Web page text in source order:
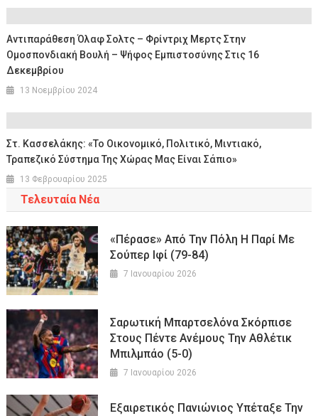
Αντιπαράθεση Όλαφ Σολτς – Φρίντριχ Μερτς Στην
Ομοσπονδιακή Βουλή – Ψήφος Εμπιστοσύνης Στις 16
Δεκεμβρίου
13 Νοεμβρίου 2024
Στ. Κασσελάκης: «Το Οικονομικό, Πολιτικό, Μιντιακό,
Τραπεζικό Σύστημα Της Χώρας Μας Είναι Σάπιο»
13 Φεβρουαρίου 2025
Τελευταία Νέα
«Πέρασε» Από Την Πόλη Η Παρί Με
Σούπερ Ιφί (79-84)
7 Ιανουαρίου 2026
Σαρωτική Μπαρτσελόνα Σκόρπισε
Στους Πέντε Ανέμους Την Αθλέτικ
Μπιλμπάο (5-0)
7 Ιανουαρίου 2026
Εξαιρετικός Πανιώνιος Υπέταξε Την